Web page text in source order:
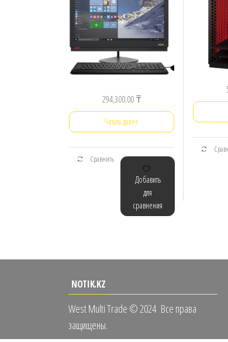
294,300.00₸
Читать далее
Сравнить
Добавить
для
сравнения
NOTIK.KZ
West Multi Trade © 2024 Все права
защищены.